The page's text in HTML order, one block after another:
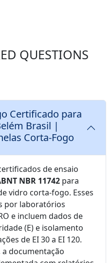
QUESTIONS
Certificado para
Brasil |
Corta-Fogo
de ensaio
NBR 11742 para
vidro corta-fogo. Esses
por laboratórios
e incluem dados de
(E) e isolamento
de EI 30 a EI 120.
documentação